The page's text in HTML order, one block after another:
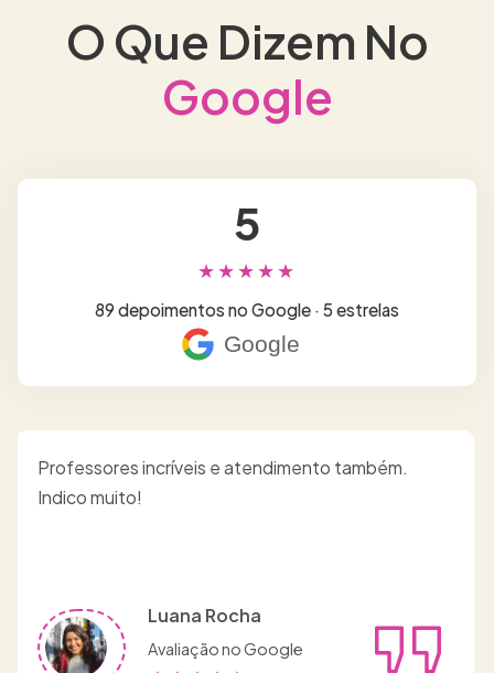
O Que Dizem No
Google
5
★★★★★
89 depoimentos no Google · 5 estrelas
Google
Professores incríveis e atendimento também.
Indico muito!
Luana Rocha
Avaliação no Google